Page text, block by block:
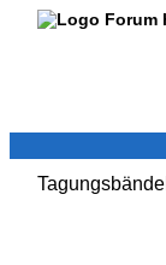
Tagungsbände